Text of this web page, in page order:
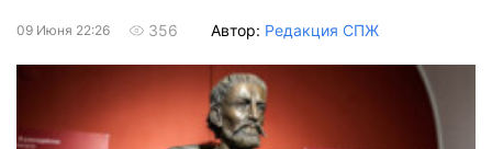
09 Июня 22:26 356 Автор: Редакция СПЖ